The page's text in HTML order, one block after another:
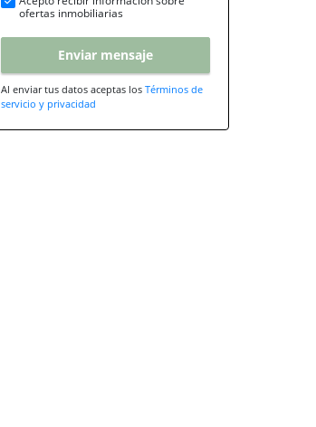
ofertas inmobiliarias
Enviar mensaje
Al enviar tus datos aceptas los Términos de
servicio y privacidad